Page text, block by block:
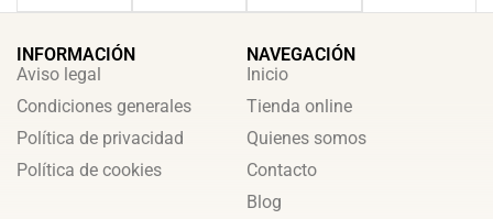
INFORMACIÓN
Aviso legal
Condiciones generales
Política de privacidad
Política de cookies
NAVEGACIÓN
Inicio
Tienda online
Quienes somos
Contacto
Blog